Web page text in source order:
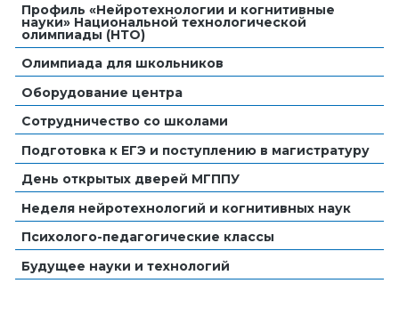
Профиль «Нейротехнологии и когнитивные
науки» Национальной технологической
олимпиады (НТО)
Олимпиада для школьников
Оборудование центра
Сотрудничество со школами
Подготовка к ЕГЭ и поступлению в магистратуру
День открытых дверей МГППУ
Неделя нейротехнологий и когнитивных наук
Психолого-педагогические классы
Будущее науки и технологий